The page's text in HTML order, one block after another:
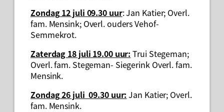
Zondag 12 juli 09.30 uur: Jan Katier; Overl.
fam. Mensink; Overl. ouders Vehof-
Semmekrot.
Zaterdag 18 juli 19.00 uur: Trui Stegeman;
Overl. fam. Stegeman- Siegerink Overl. fam.
Mensink.
Zondag 26 juli 09.30 uur: Jan Katier; Overl.
fam. Mensink.